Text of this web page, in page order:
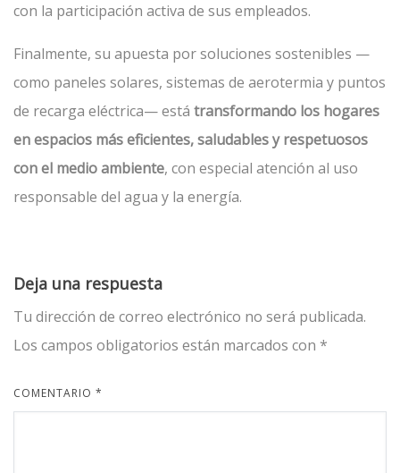
con la participación activa de sus empleados.
Finalmente, su apuesta por soluciones sostenibles —
como paneles solares, sistemas de aerotermia y puntos
de recarga eléctrica— está transformando los hogares
en espacios más eficientes, saludables y respetuosos
con el medio ambiente, con especial atención al uso
responsable del agua y la energía.
Deja una respuesta
Tu dirección de correo electrónico no será publicada.
Los campos obligatorios están marcados con *
COMENTARIO *